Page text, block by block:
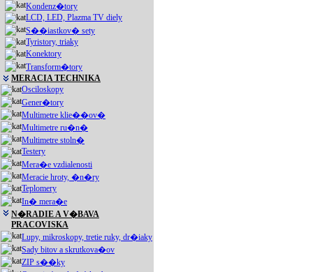
Kondenz�tory
LCD, LED, Plazma TV diely
S��iastkov� sety
Tyristory, triaky
Konektory
Transform�tory
MERACIA TECHNIKA
Osciloskopy
Gener�tory
Multimetre klie��ov�
Multimetre ru�n�
Multimetre stoln�
Testery
Mera�e vzdialenosti
Meracie hroty, �n�ry
Teplomery
In� mera�e
N�RADIE A V�BAVA
PRACOVISKA
Lupy, mikroskopy, tretie ruky, dr�iaky
Sady bitov a skrutkova�ov
ZIP s��ky